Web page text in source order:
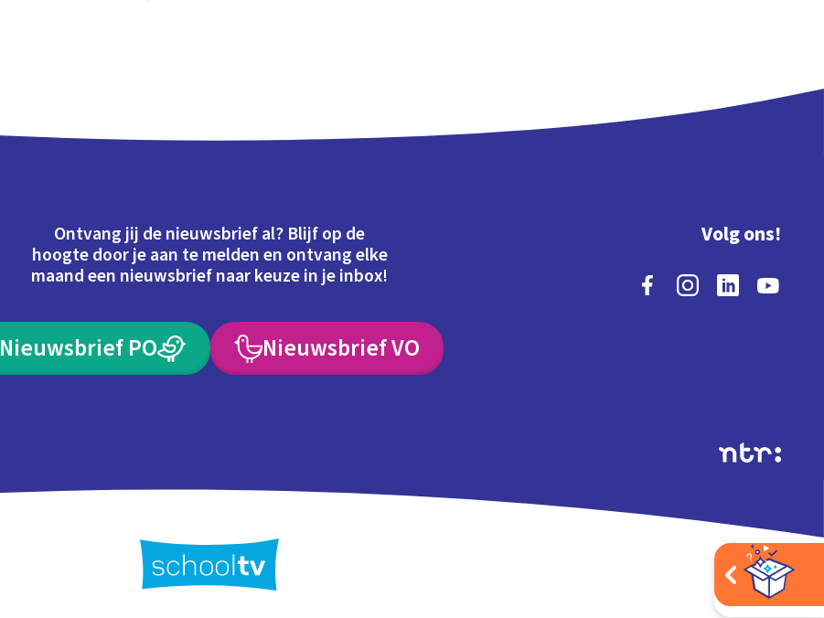
Ontvang jij de nieuwsbrief al? Blijf op de
hoogte door je aan te melden en ontvang elke
maand een nieuwsbrief naar keuze in je inbox!
Nieuwsbrief PO Nieuwsbrief VO
Volg ons!
Extra's